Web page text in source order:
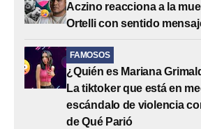
Aczino reacciona a la
Ortelli con sentido
FAMOSOS
¿Quién es Mariana
La tiktoker que está en
escándalo de violencia
de Qué Parió